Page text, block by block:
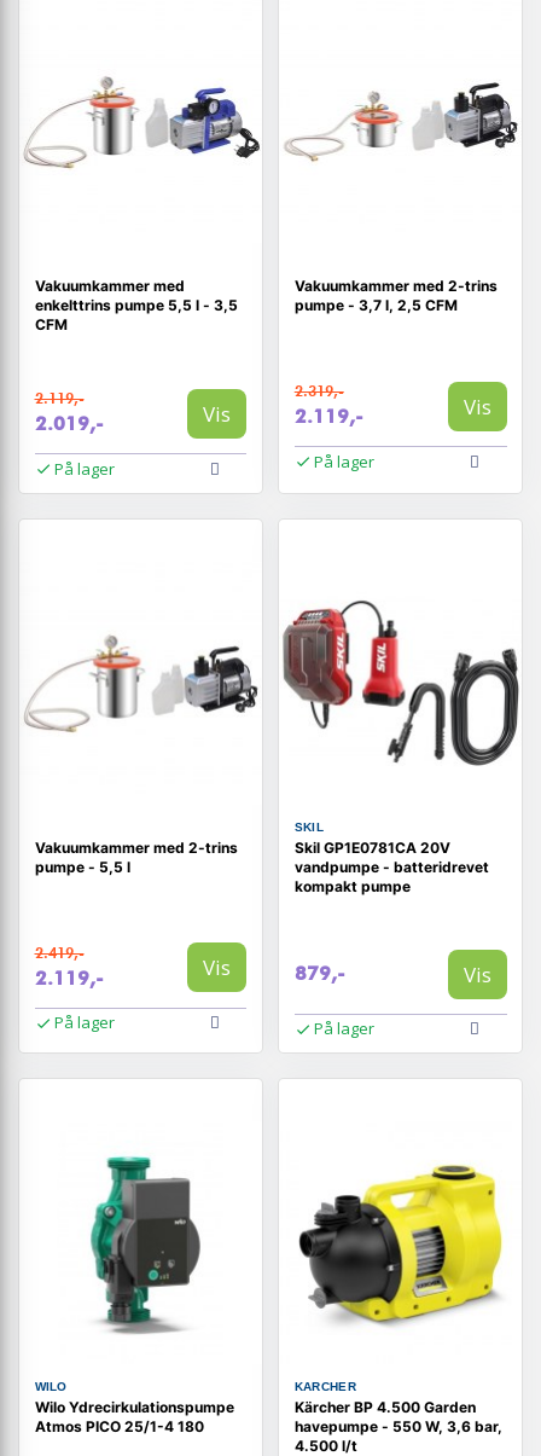
Vakuumkammer med
enkelttrins pumpe 5,5 l - 3,5
CFM
2.119,-
2.019,- Vis
På lager
Vakuumkammer med 2-trins
pumpe - 3,7 l, 2,5 CFM
2.319,-
2.119,- Vis
På lager
Vakuumkammer med 2-trins
pumpe - 5,5 l
2.419,-
2.119,- Vis
På lager
SKIL
Skil GP1E0781CA 20V
vandpumpe - batteridrevet
kompakt pumpe
879,- Vis
På lager
WILO
Wilo Ydrecirkulationspumpe
Atmos PICO 25/1-4 180
KARCHER
Kärcher BP 4.500 Garden
havepumpe - 550 W, 3,6 bar,
4.500 l/t